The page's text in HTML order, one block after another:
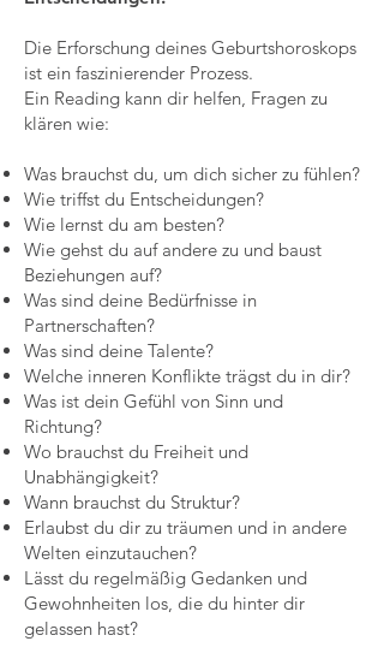
Die Erforschung deines Geburtshoroskops
ist ein faszinierender Prozess.
Ein Reading kann dir helfen, Fragen zu
klären wie:
Was brauchst du, um dich sicher zu fühlen?
Wie triffst du Entscheidungen?
Wie lernst du am besten?
Wie gehst du auf andere zu und baust
Beziehungen auf?
Was sind deine Bedürfnisse in
Partnerschaften?
Was sind deine Talente?
Welche inneren Konflikte trägst du in dir?
Was ist dein Gefühl von Sinn und
Richtung?
Wo brauchst du Freiheit und
Unabhängigkeit?
Wann brauchst du Struktur?
Erlaubst du dir zu träumen und in andere
Welten einzutauchen?
Lässt du regelmäßig Gedanken und
Gewohnheiten los, die du hinter dir
gelassen hast?